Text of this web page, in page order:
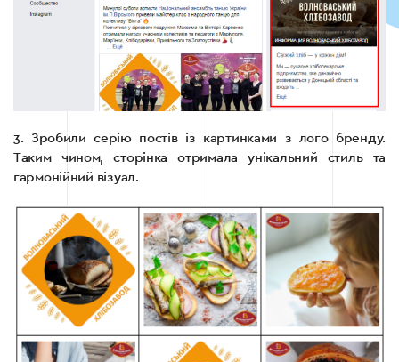
3. Зробили серію постів із картинками з лого бренду.
Таким чином, сторінка отримала унікальний стиль та
гармонійний візуал.